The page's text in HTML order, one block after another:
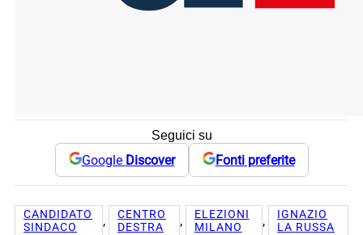
Seguici su
Google Discover Fonti preferite
CANDIDATO
SINDACO
,
CENTRO
DESTRA
,
ELEZIONI
MILANO
,
IGNAZIO
LA RUSSA